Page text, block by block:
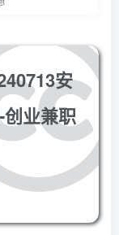
安
业兼职